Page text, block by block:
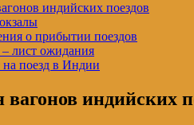
индийских поездов
о прибытии поездов
лист ожидания
на поезд в Индии
индийских